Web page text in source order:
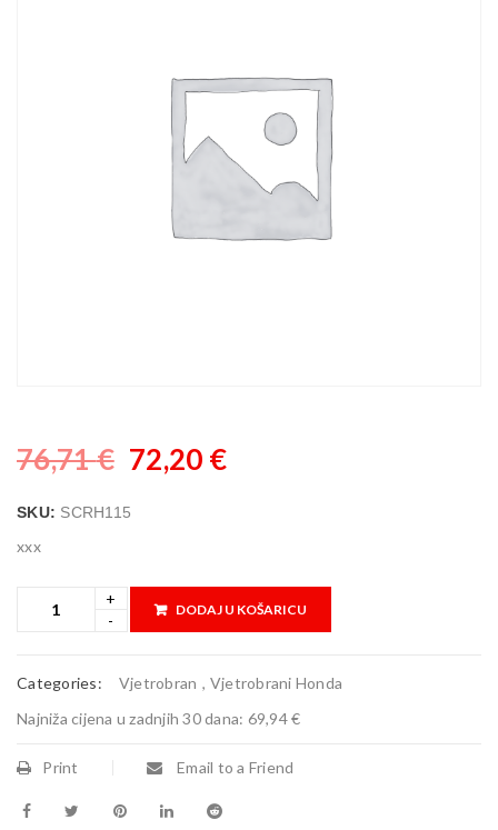
76,71€ 72,20 €
SKU: SCRH115
xxx
DODAJ U KOŠARICU
Categories: Vjetrobran , Vjetrobrani Honda
Najniža cijena u zadnjih 30 dana: 69,94 €
Print Email to a Friend